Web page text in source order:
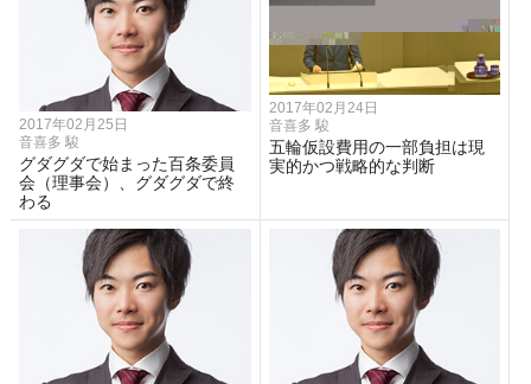
2017年02月25日
音喜多 駿
グダグダで始まった百条委員
会（理事会）、グダグダで終
わる
2017年02月24日
音喜多 駿
五輪仮設費用の一部負担は現
実的かつ戦略的な判断